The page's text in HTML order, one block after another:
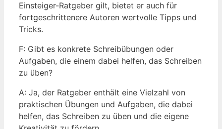
Einsteiger-Ratgeber gilt, bietet er auch für
fortgeschrittenere Autoren wertvolle Tipps und
Tricks.
F: Gibt es konkrete Schreibübungen oder
Aufgaben, die einem dabei helfen, das Schreiben
zu üben?
A: Ja, der Ratgeber enthält eine Vielzahl von
praktischen Übungen und Aufgaben, die dabei
helfen, das Schreiben zu üben und die eigene